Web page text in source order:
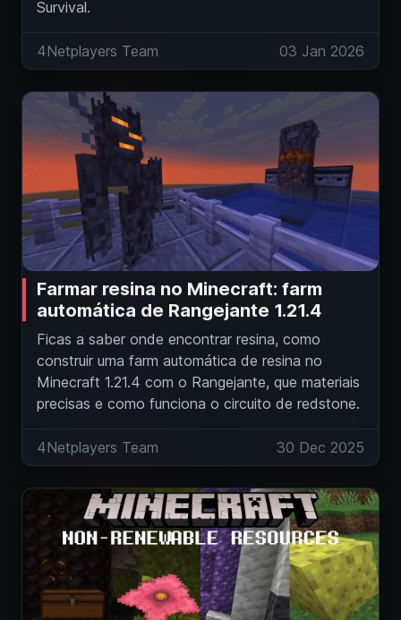
Survival.
4Netplayers Team 03 Jan 2026
Farmar resina no Minecraft: farm
automática de Rangejante 1.21.4
Ficas a saber onde encontrar resina, como
construir uma farm automática de resina no
Minecraft 1.21.4 com o Rangejante, que materiais
precisas e como funciona o circuito de redstone.
4Netplayers Team 30 Dec 2025